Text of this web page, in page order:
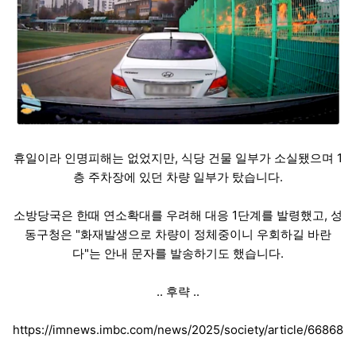
휴일이라 인명피해는 없었지만, 식당 건물 일부가 소실됐으며 1
층 주차장에 있던 차량 일부가 탔습니다.
소방당국은 한때 연소확대를 우려해 대응 1단계를 발령했고, 성
동구청은 "화재발생으로 차량이 정체중이니 우회하길 바란
다"는 안내 문자를 발송하기도 했습니다.
.. 후략 ..
https://imnews.imbc.com/news/2025/society/article/66868